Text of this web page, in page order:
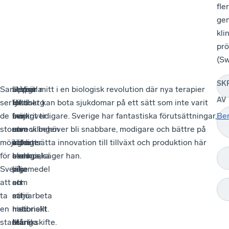
fler
Samtidigt
ser
de
stora
möjligheter
för
Sverige
att
ta
en
starkare
Uppsala
lyfts
fram
som
ett
exempel
på
en
miljö
med
stark
–
Vi
ser
en
väldigt
stark
vilja
att
samarbeta
nationellt.
Många
Jesper
Hedberg
beskriver
utvecklingen
inom
biologiska
läkemedel
som
ett
historiskt
teknikskifte.
– Vi är mitt i en biologisk revolution där nya terapier
faktiskt kan bota sjukdomar på ett sätt som inte varit
möjligt tidigare. Sverige har fantastiska förutsättningar,
men vi behöver bli snabbare, modigare och bättre på
att omsätta innovation till tillväxt och produktion här
hemma, säger han.
AV